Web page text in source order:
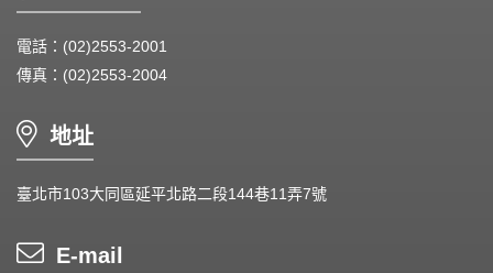
電話：(02)2553-2001
傳真：(02)2553-2004
地址
臺北市103大同區延平北路二段144巷11弄7號
E-mail